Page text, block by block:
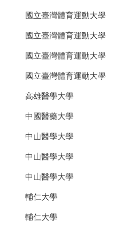
國立臺灣體育運動大學
國立臺灣體育運動大學
國立臺灣體育運動大學
國立臺灣體育運動大學
高雄醫學大學
中國醫藥大學
中山醫學大學
中山醫學大學
中山醫學大學
輔仁大學
輔仁大學